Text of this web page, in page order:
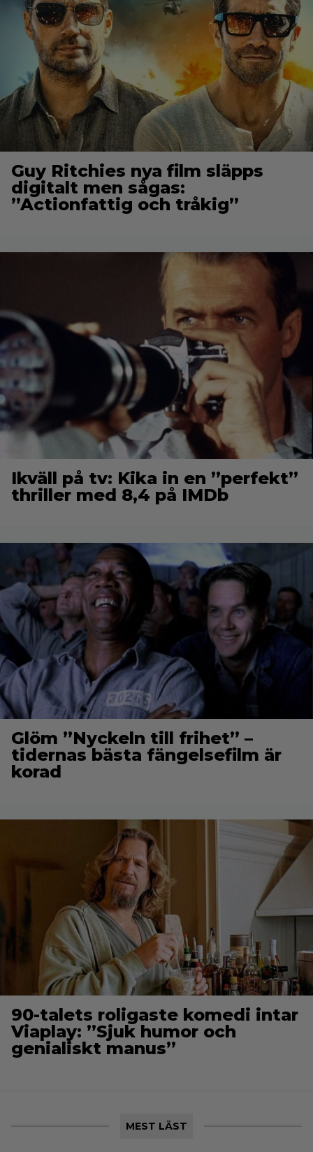
Guy Ritchies nya film släpps
digitalt men sågas:
”Actionfattig och tråkig”
Ikväll på tv: Kika in en ”perfekt”
thriller med 8,4 på IMDb
Glöm ”Nyckeln till frihet” –
tidernas bästa fängelsefilm är
korad
90-talets roligaste komedi intar
Viaplay: ”Sjuk humor och
genialiskt manus”
MEST LÄST